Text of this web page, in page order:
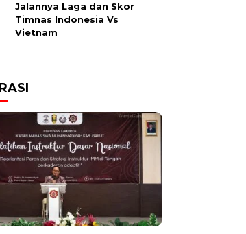
Jalannya Laga dan Skor
Timnas Indonesia Vs
Vietnam